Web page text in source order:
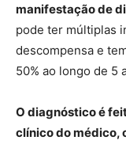
manifestação de
pode ter múltiplas
descompensa e
50% ao longo de 5
O diagnóstico é
clínico do médico,